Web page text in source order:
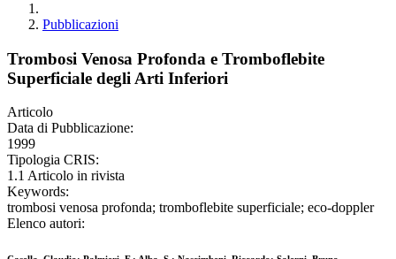
Pubblicazioni
Trombosi Venosa Profonda e Tromboflebite
Superficiale degli Arti Inferiori
Articolo
Data di Pubblicazione:
1999
Tipologia CRIS:
1.1 Articolo in rivista
Keywords:
trombosi venosa profonda; tromboflebite superficiale; eco-doppler
Elenco autori: